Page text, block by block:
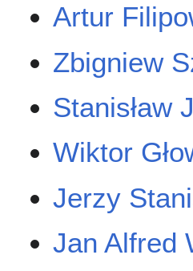
Artur
Zbigniew
Stanisław
Wiktor
Jerzy
Jan Alfred